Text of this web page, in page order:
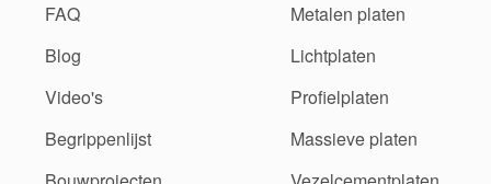
FAQ
Blog
Video's
Begrippenlijst
Metalen platen
Lichtplaten
Profielplaten
Massieve platen